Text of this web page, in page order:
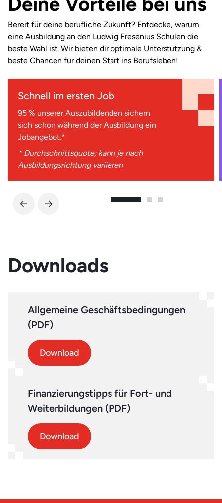
Bereit für deine berufliche Zukunft? Entdecke, warum
eine Ausbildung an den Ludwig Fresenius Schulen die
beste Wahl ist. Wir bieten dir optimale Unterstützung &
beste Chancen für deinen Start ins Berufsleben!
Schnell im ersten Job
95 % unserer Auszubildenden sichern
sich schon während der Ausbildung ein
Jobangebot.*
* Durchschnittsquote; kann je nach
Ausbildungsrichtung variieren
Downloads
Allgemeine Geschäftsbedingungen
(PDF)
Download
Finanzierungstipps für Fort- und
Weiterbildungen (PDF)
Download